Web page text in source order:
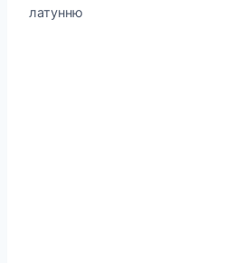
латунню